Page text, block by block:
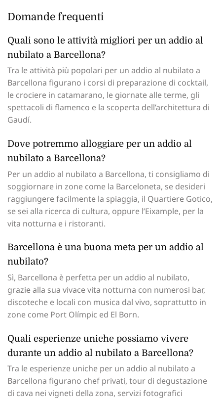
Domande frequenti
Quali sono le attività migliori per un addio al
nubilato a Barcellona?
Tra le attività più popolari per un addio al nubilato a
Barcellona figurano i corsi di preparazione di cocktail,
le crociere in catamarano, le giornate alle terme, gli
spettacoli di flamenco e la scoperta dell’architettura di
Gaudí.
Dove potremmo alloggiare per un addio al
nubilato a Barcellona?
Per un addio al nubilato a Barcellona, ti consigliamo di
soggiornare in zone come la Barceloneta, se desideri
raggiungere facilmente la spiaggia, il Quartiere Gotico,
se sei alla ricerca di cultura, oppure l’Eixample, per la
vita notturna e i ristoranti.
Barcellona è una buona meta per un addio al
nubilato?
Sì, Barcellona è perfetta per un addio al nubilato,
grazie alla sua vivace vita notturna con numerosi bar,
discoteche e locali con musica dal vivo, soprattutto in
zone come Port Olímpic ed El Born.
Quali esperienze uniche possiamo vivere
durante un addio al nubilato a Barcellona?
Tra le esperienze uniche per un addio al nubilato a
Barcellona figurano chef privati, tour di degustazione
di cava nei vigneti della zona, servizi fotografici